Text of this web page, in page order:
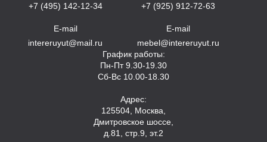
+7 (495) 142-12-34
E-mail
intereruyut@mail.ru
+7 (925) 912-72-63
E-mail
mebel@intereruyut.ru
График работы:
Пн-Пт 9.30-19.30
Сб-Вс 10.00-18.30
Адрес:
125504, Москва,
Дмитровское шоссе,
д.81, стр.9, эт.2